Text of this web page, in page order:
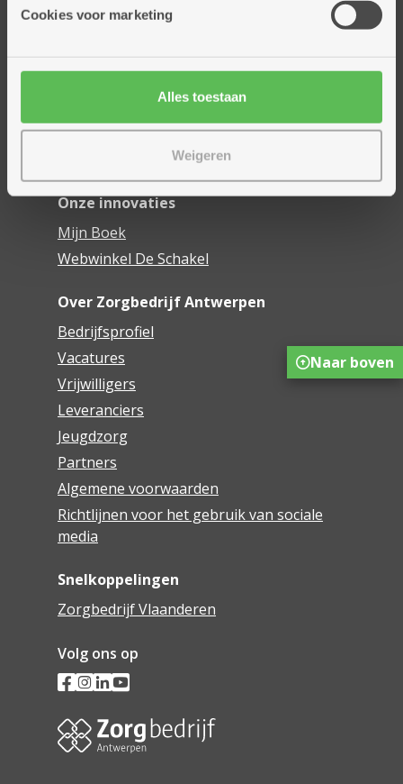
Cookies voor marketing
Alles toestaan
Weigeren
Dienstencentra
Woonzorgcentra
Financieel comfort
Onze innovaties
Mijn Boek
Webwinkel De Schakel
Over Zorgbedrijf Antwerpen
Bedrijfsprofiel
Vacatures
Vrijwilligers
Leveranciers
Jeugdzorg
Partners
Algemene voorwaarden
Richtlijnen voor het gebruik van sociale
media
Snelkoppelingen
Zorgbedrijf Vlaanderen
Volg ons op
Naar boven